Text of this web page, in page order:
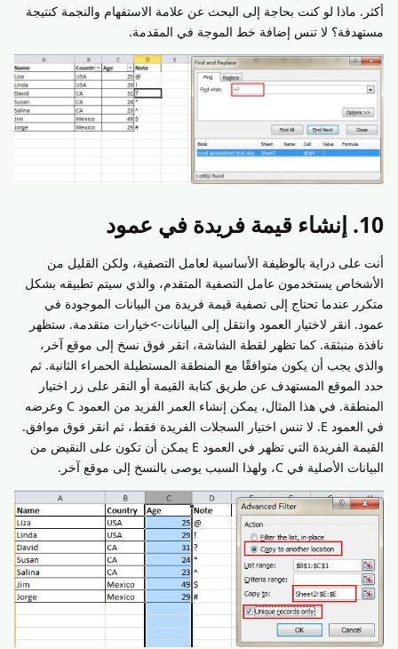
أكثر. ماذا لو كنت بحاجة إلى البحث عن علامة الاستفهام والنجمة كنتيجة
مستهدفة؟ لا تنس إضافة خط الموجة في المقدمة.
10. إنشاء قيمة فريدة في عمود
أنت على دراية بالوظيفة الأساسية لعامل التصفية، ولكن القليل من
الأشخاص يستخدمون عامل التصفية المتقدم، والذي سيتم تطبيقه بشكل
متكرر عندما تحتاج إلى تصفية قيمة فريدة من البيانات الموجودة في
عمود. انقر لاختيار العمود وانتقل إلى البيانات->خيارات متقدمة. ستظهر
نافذة منبثقة. كما تظهر لقطة الشاشة، انقر فوق نسخ إلى موقع آخر،
والذي يجب أن يكون متوافقًا مع المنطقة المستطيلة الحمراء الثانية. ثم
حدد الموقع المستهدف عن طريق كتابة القيمة أو النقر على زر اختيار
المنطقة. في هذا المثال، يمكن إنشاء العمر الفريد من العمود C وعرضه
في العمود E. لا تنس اختيار السجلات الفريدة فقط، ثم انقر فوق موافق.
القيمة الفريدة التي تظهر في العمود E يمكن أن تكون على النقيض من
البيانات الأصلية في C، ولهذا السبب يوصى بالنسخ إلى موقع آخر.